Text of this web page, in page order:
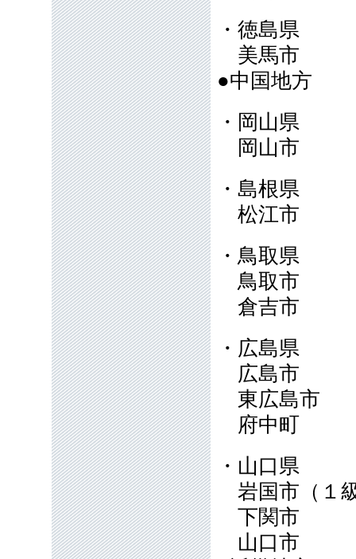
・徳島県
美馬市
●中国地方
・岡山県
岡山市
・島根県
松江市
・鳥取県
鳥取市
倉吉市
・広島県
広島市
東広島市
府中町
・山口県
岩国市（１
下関市
山口市